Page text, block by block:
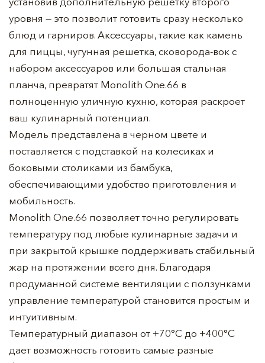
уровня — это позволит готовить сразу несколько
блюд и гарниров. Аксессуары, такие как камень
для пиццы, чугунная решетка, сковорода-вок с
набором аксессуаров или большая стальная
планча, превратят Monolith One.66 в
полноценную уличную кухню, которая раскроет
ваш кулинарный потенциал.
Модель представлена в черном цвете и
поставляется с подставкой на колесиках и
боковыми столиками из бамбука,
обеспечивающими удобство приготовления и
мобильность.
Monolith One.66 позволяет точно регулировать
температуру под любые кулинарные задачи и
при закрытой крышке поддерживать стабильный
жар на протяжении всего дня. Благодаря
продуманной системе вентиляции с ползунками
управление температурой становится простым и
интуитивным.
Температурный диапазон от +70°C до +400°C
дает возможность готовить самые разные